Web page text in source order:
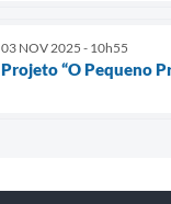
03 NOV 2025 - 10h55
Projeto “O Pequeno